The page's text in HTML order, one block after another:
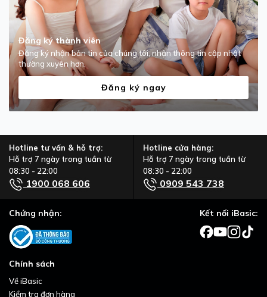
Đăng ký thành viên
Đăng ký nhận bản tin của chúng tôi, nhận thông tin cập nhật
thường xuyên hơn.
Đăng ký ngay
Hotline tư vấn & hỗ trợ:
Hỗ trợ 7 ngày trong tuần từ
08:30 - 22:00
1900 068 606
Hotline cửa hàng:
Hỗ trợ 7 ngày trong tuần từ
08:30 - 22:00
0909 543 738
Chính sách
Về iBasic
Kiểm tra đơn hàng
Chứng nhận: Kết nối iBasic: